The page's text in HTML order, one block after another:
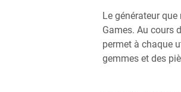
Le générateur
Games. Au cours
permet à chaque
gemmes et des